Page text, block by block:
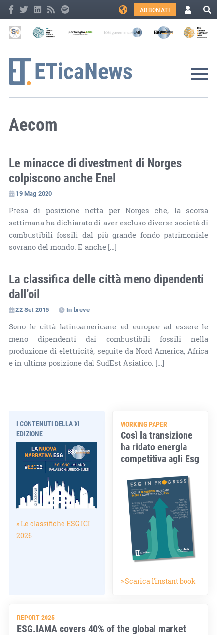
ABBONATI
Aecom
Le minacce di divestment di Norges
colpiscono anche Enel
19 Mag 2020
Presa di posizione netta per Norges che, la scorsa
settimana ha dichiarato di aver escluso diverse società di
combustibili fossili dal più grande fondo patrimoniale
sovrano del mondo. E anche […]
La classifica delle città meno dipendenti
dall’oil
22 Set 2015 In breve
Sono le città latinoamericane ed europee ad essere le
meno dipendenti dai combustibili fossili nella
produzione di elettricità, seguite da Nord America, Africa
e in ultima posizione dal SudEst Asiatico. […]
I CONTENUTI DELLA XI
EDIZIONE
» Le classifiche ESG.ICI
2026
WORKING PAPER
Così la transizione
ha ridato energia
competitiva agli Esg
» Scarica l'instant book
REPORT 2025
ESG.IAMA covers 40% of the global market